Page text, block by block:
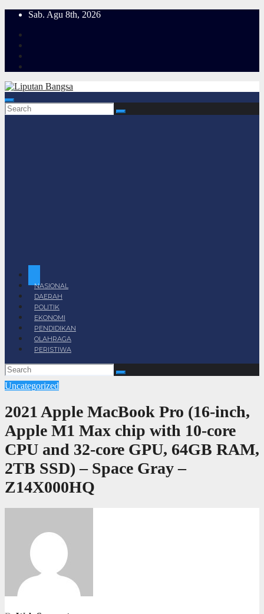
Skip
content
Sab. Agu 8th, 2026
NASIONAL
DAERAH
POLITIK
EKONOMI
PENDIDIKAN
OLAHRAGA
PERISTIWA
Uncategorized
2021 Apple MacBook Pro (16-inch,
Apple M1 Max chip with 10‑core
CPU and 32‑core GPU, 64GB RAM,
2TB SSD) – Space Gray –
Z14X000HQ